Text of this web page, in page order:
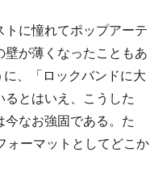
に憧れてポップアーテ
が薄くなったこともあ
、「ロックバンドに大
とはいえ、こうした
今なお強固である。た
ォーマットとしてどこか